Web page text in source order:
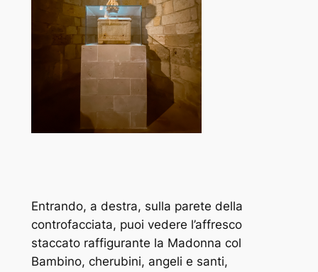
Entrando, a destra, sulla parete della
controfacciata, puoi vedere l’affresco
staccato raffigurante la Madonna col
Bambino, cherubini, angeli e santi,